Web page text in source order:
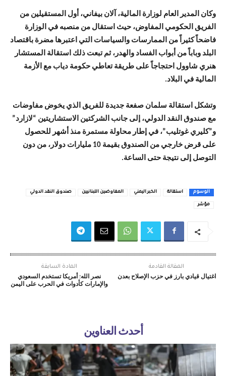
وكان المدير العام لوزارة المالية، آلان بيفاني، أول المستقيلين من
الفريق الحكومي المفاوض، حيث استقال من منصبه في الوزارة
فاضحاً كثيراً من الممارسات والسياسات التي اعتبرها مضرة باقتصاد
البلد وباباً من أبواب الفساد والهدر، ثم تبعت ذلك استقالة المستشار
هنري شاوول احتجاجاً على طريقة تعاطي حكومة دياب مع الأزمة
المالية في البلاد.
وتشكل استقالة سلمان صفعة جديدة للفريق الذي يخوض مفاوضات
مع صندوق النقد الدولي، إلى جانب الشركتين الاستشاريتين “لازارد”
و”كليري غوتليب”، في إطار محاولة مستمرة منذ أشهر للحصول
على قرض خارجي من الصندوق بقيمة 10 مليارات دولار، من دون
التوصل إلى نتيجة حتى الساعة.
الوسوم استقالة الخبر اليمني المفاوضين اللبنانيين صندوق النقد الدولي
مؤشر
المادة السابقة
نصر الله: أمريكا تستخدم السعودي
والإمارات كأدوات في الحرب على اليمن
المقالة القادمة
اغتيال قيادي بارز في حزب الإصلاح بعدن
أحدث العناوين